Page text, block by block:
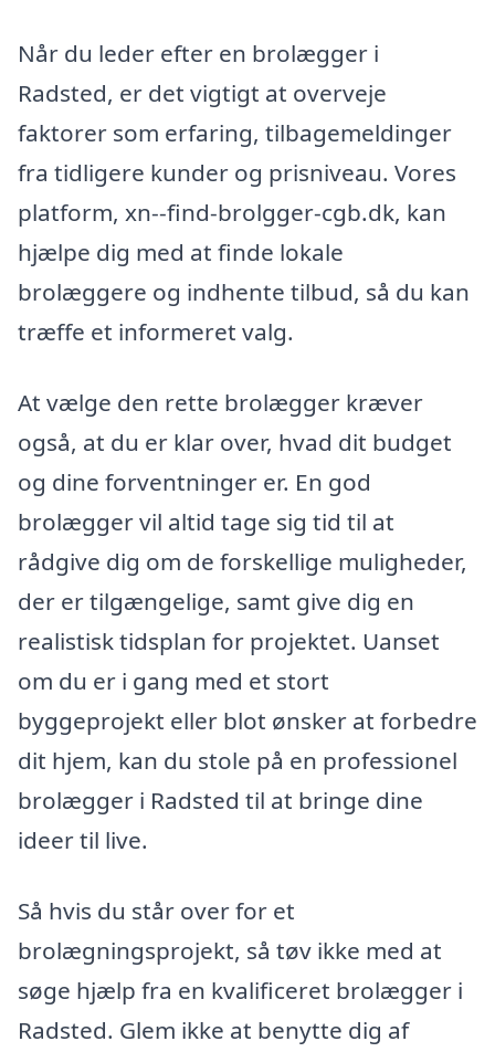
Når du leder efter en brolægger i
Radsted, er det vigtigt at overveje
faktorer som erfaring, tilbagemeldinger
fra tidligere kunder og prisniveau. Vores
platform, xn--find-brolgger-cgb.dk, kan
hjælpe dig med at finde lokale
brolæggere og indhente tilbud, så du kan
træffe et informeret valg.
At vælge den rette brolægger kræver
også, at du er klar over, hvad dit budget
og dine forventninger er. En god
brolægger vil altid tage sig tid til at
rådgive dig om de forskellige muligheder,
der er tilgængelige, samt give dig en
realistisk tidsplan for projektet. Uanset
om du er i gang med et stort
byggeprojekt eller blot ønsker at forbedre
dit hjem, kan du stole på en professionel
brolægger i Radsted til at bringe dine
ideer til live.
Så hvis du står over for et
brolægningsprojekt, så tøv ikke med at
søge hjælp fra en kvalificeret brolægger i
Radsted. Glem ikke at benytte dig af